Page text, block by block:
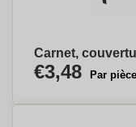
Carnet,
€3,48 Par